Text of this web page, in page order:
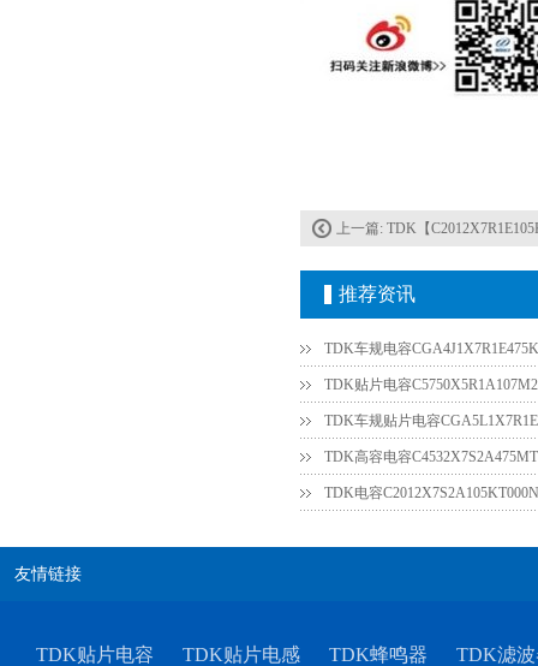
上一篇: TDK【
推荐资讯
TDK车规电容
TDK贴片电容
TDK车规贴片电容
TDK高容电容
友情链接
TDK贴片电容 TDK贴片电感 TDK蜂鸣器 TDK滤